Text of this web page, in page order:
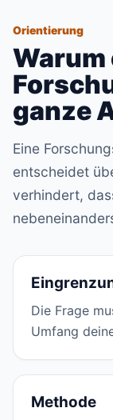
Orientierung
Warum
ganze
Eine
entscheidet
verhindert,
Die Frage
Umfang
Methode